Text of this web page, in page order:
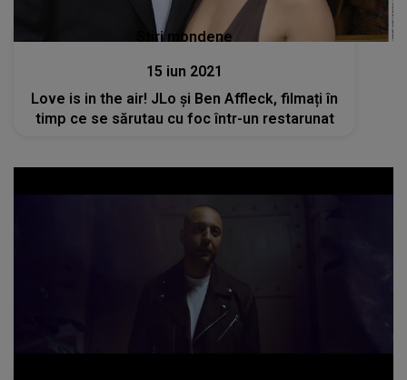
Stiri mondene
15 iun 2021
Love is in the air! JLo și Ben Affleck, filmați în
timp ce se sărutau cu foc într-un restarunat